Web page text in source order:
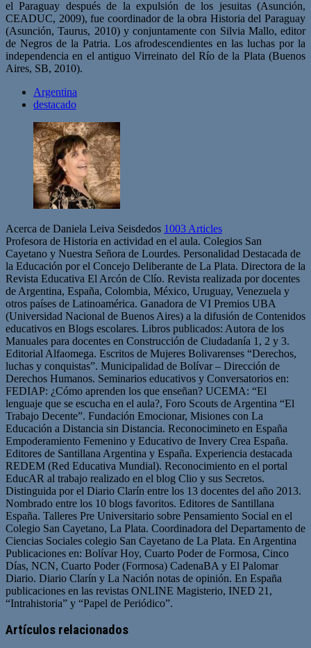
el Paraguay después de la expulsión de los jesuitas (Asunción,
CEADUC, 2009), fue coordinador de la obra Historia del Paraguay
(Asunción, Taurus, 2010) y conjuntamente con Silvia Mallo, editor
de Negros de la Patria. Los afrodescendientes en las luchas por la
independencia en el antiguo Virreinato del Río de la Plata (Buenos
Aires, SB, 2010).
Argentina
destacado
Acerca de Daniela Leiva Seisdedos 1003 Articles
Profesora de Historia en actividad en el aula. Colegios San
Cayetano y Nuestra Señora de Lourdes. Personalidad Destacada de
la Educación por el Concejo Deliberante de La Plata. Directora de la
Revista Educativa El Arcón de Clío. Revista realizada por docentes
de Argentina, España, Colombia, México, Uruguay, Venezuela y
otros países de Latinoamérica. Ganadora de VI Premios UBA
(Universidad Nacional de Buenos Aires) a la difusión de Contenidos
educativos en Blogs escolares. Libros publicados: Autora de los
Manuales para docentes en Construcción de Ciudadanía 1, 2 y 3.
Editorial Alfaomega. Escritos de Mujeres Bolivarenses “Derechos,
luchas y conquistas”. Municipalidad de Bolívar – Dirección de
Derechos Humanos. Seminarios educativos y Conversatorios en:
FEDIAP: ¿Cómo aprenden los que enseñan? UCEMA: “El
lenguaje que se escucha en el aula?, Foro Scouts de Argentina “El
Trabajo Decente”. Fundación Emocionar, Misiones con La
Educación a Distancia sin Distancia. Reconocimineto en España
Empoderamiento Femenino y Educativo de Invery Crea España.
Editores de Santillana Argentina y España. Experiencia destacada
REDEM (Red Educativa Mundial). Reconocimiento en el portal
EducAR al trabajo realizado en el blog Clio y sus Secretos.
Distinguida por el Diario Clarín entre los 13 docentes del año 2013.
Nombrado entre los 10 blogs favoritos. Editores de Santillana
España. Talleres Pre Universitario sobre Pensamiento Social en el
Colegio San Cayetano, La Plata. Coordinadora del Departamento de
Ciencias Sociales colegio San Cayetano de La Plata. En Argentina
Publicaciones en: Bolívar Hoy, Cuarto Poder de Formosa, Cinco
Días, NCN, Cuarto Poder (Formosa) CadenaBA y El Palomar
Diario. Diario Clarín y La Nación notas de opinión. En España
publicaciones en las revistas ONLINE Magisterio, INED 21,
“Intrahistoria” y “Papel de Periódico”.
web
Artículos relacionados